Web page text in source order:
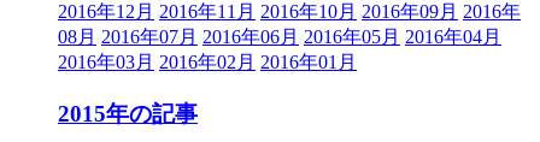
2016年12月 2016年11月 2016年10月 2016年09月 2016年
08月 2016年07月 2016年06月 2016年05月 2016年04月
2016年03月 2016年02月 2016年01月
2015年の記事